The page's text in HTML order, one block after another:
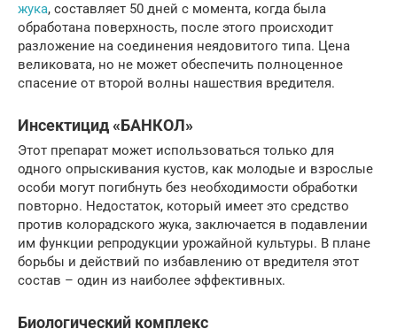
жука, составляет 50 дней с момента, когда была
обработана поверхность, после этого происходит
разложение на соединения неядовитого типа. Цена
великовата, но не может обеспечить полноценное
спасение от второй волны нашествия вредителя.
Инсектицид «БАНКОЛ»
Этот препарат может использоваться только для
одного опрыскивания кустов, как молодые и взрослые
особи могут погибнуть без необходимости обработки
повторно. Недостаток, который имеет это средство
против колорадского жука, заключается в подавлении
им функции репродукции урожайной культуры. В плане
борьбы и действий по избавлению от вредителя этот
состав – один из наиболее эффективных.
Биологический комплекс